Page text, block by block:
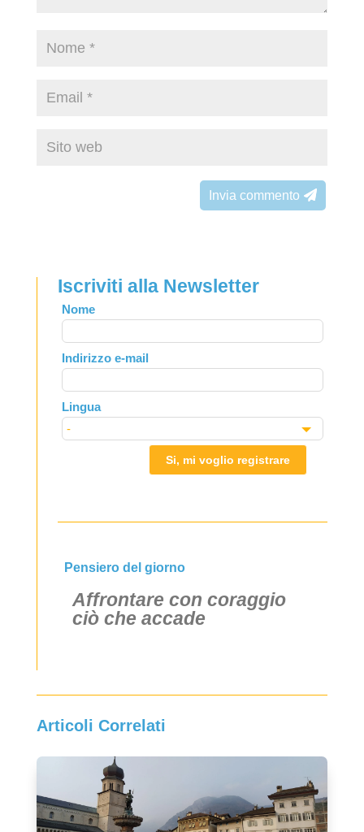
Invia commento
Iscriviti alla Newsletter
Leave
this
field
blank
Nome
Indirizzo e-mail
Lingua
Si, mi voglio registrare
Pensiero del giorno
Affrontare con coraggio
ciò che accade
Articoli Correlati